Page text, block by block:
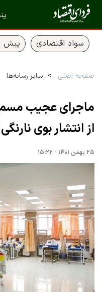
سواد اقتصادی پیش
صفحه اصلی سایر رسانه‌ها
ماجرای عجیب
از انتشار بوی
۲۵ بهمن ۱۴۰۱ - ۱۵:۲۲